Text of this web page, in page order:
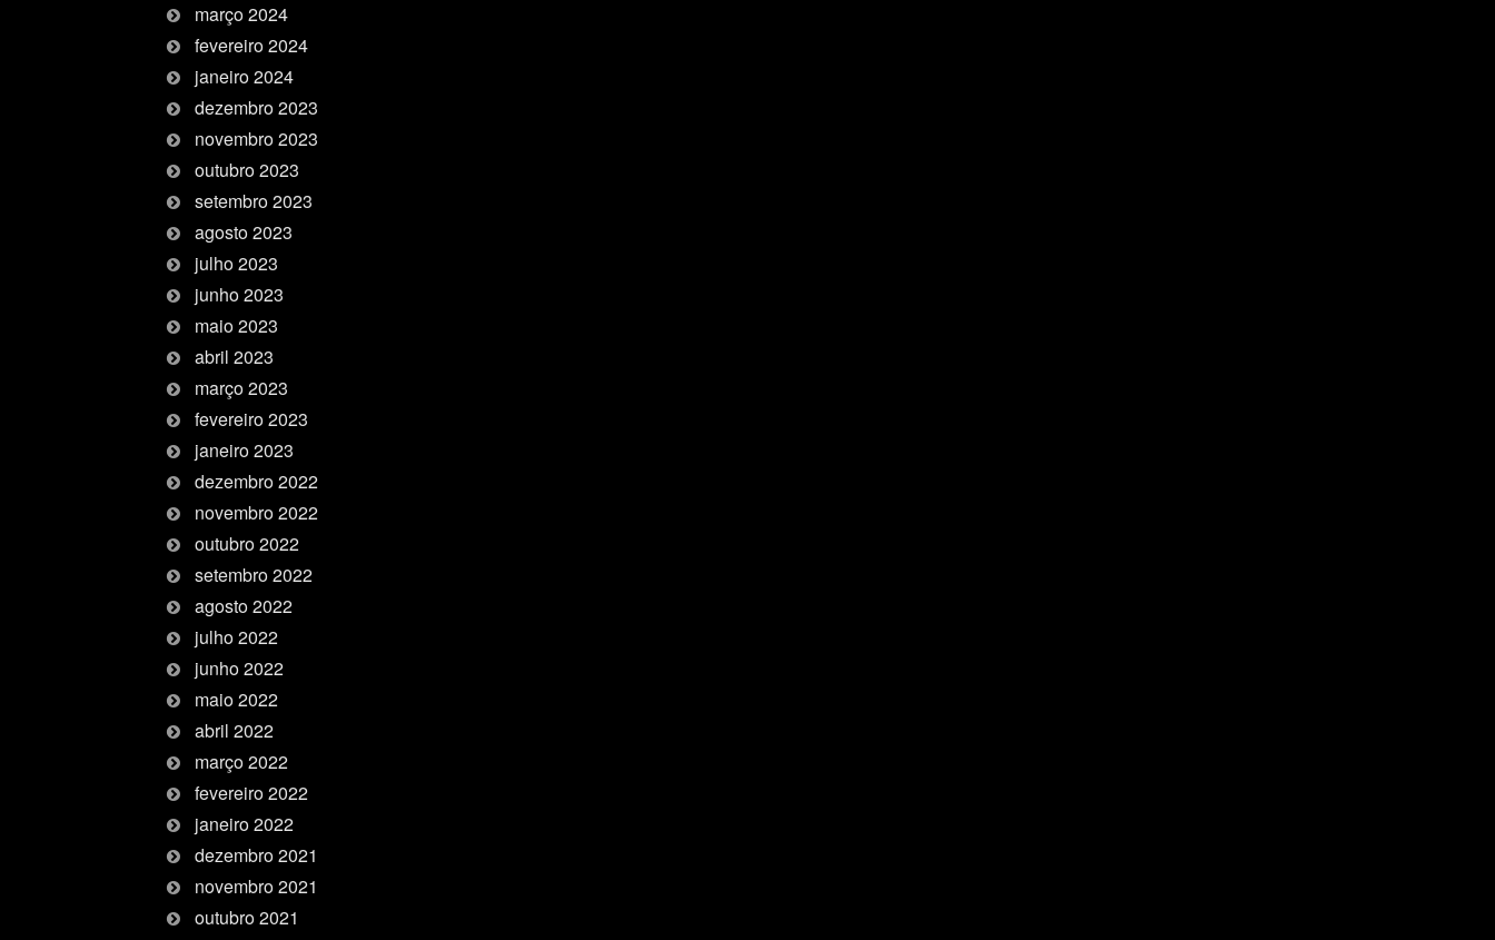
março 2024
fevereiro 2024
janeiro 2024
dezembro 2023
novembro 2023
outubro 2023
setembro 2023
agosto 2023
julho 2023
junho 2023
maio 2023
abril 2023
março 2023
fevereiro 2023
janeiro 2023
dezembro 2022
novembro 2022
outubro 2022
setembro 2022
agosto 2022
julho 2022
junho 2022
maio 2022
abril 2022
março 2022
fevereiro 2022
janeiro 2022
dezembro 2021
novembro 2021
outubro 2021